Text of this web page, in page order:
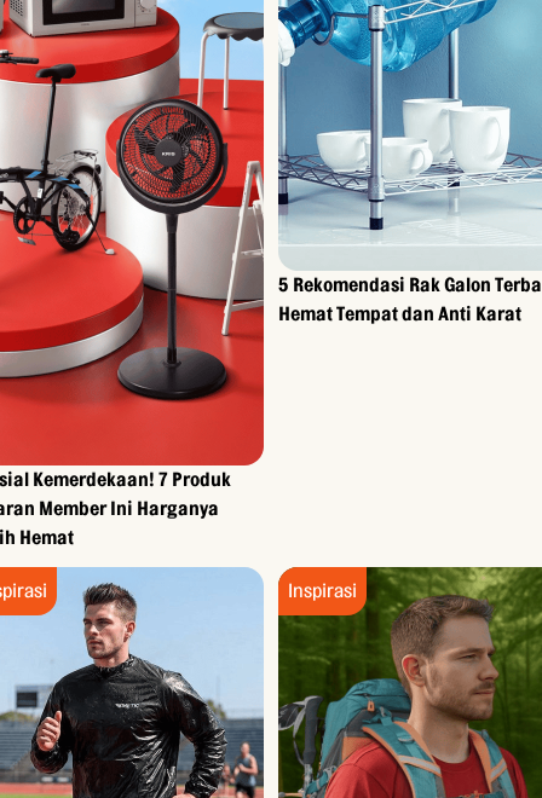
Kemerdekaan! 7 Produk
Member Ini Harganya
Hemat
5 Rekomendasi Rak Galon
Hemat Tempat dan Anti Karat
Inspirasi